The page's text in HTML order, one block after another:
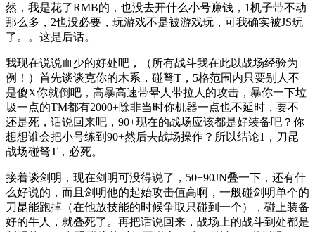
然，我是花了RMB的，也没去开什么小号赚钱，1机子带不动
那么多，2也没必要，玩游戏不是被游戏玩，可我确实被JS玩
了。。这是后话。
我现在说说血少的好处吧，（所有战斗我在此以战场经验为
例！）首先谈谈克你的木系，碰弩T，5格范围内只要别人不
是傻X你就倒吧，高暴高速带晕人带拉人的攻击，暴你一下垃
圾一点的TM都有2000+除非当时你机器一点也不延时，要不
还是死，话说回来吧，90+现在的战场应该都是好装备吧？你
想想谁会把小号练到90+然后去战场操作？所以结论1，刀昆
战场碰弩T，必死。
接着谈剑明，现在剑明可没得说了，50+90JN叠一下，还有什
么好说的，而且剑明他的起始攻击值高啊，一般碰剑明单个的
刀昆能跑掉（在他放技能的时候争取只碰到一个），碰上装备
好的牛人，就叠死了。再把话说回来，战场上的战斗到处都是